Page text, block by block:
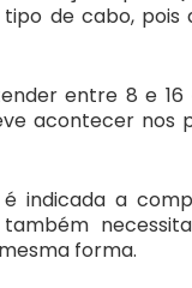
de cabo, pois
entre 8 e
acontecer nos
indicada a
forma.